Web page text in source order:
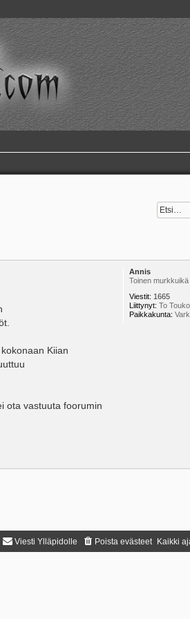
Annis
Toinen murkkuikä
Viestit: 1665
Liittynyt: To
Paikkakunta:
Kiian
ota vastuuta foorumin
Kaikki
Poista evästeet
Viesti Ylläpidolle